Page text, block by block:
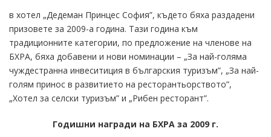
в хотел „Дедеман Принцес София”, където бяха раздадени
призовете за 2009-а година. Тази година към
традиционните категории, по предложение на членове на
БХРА, бяха добавени и нови номинации – „За най-голяма
чуждестранна инвеситиция в българския туризъм”, „За най-
голям принос в развитието на ресторантьорството”,
„Хотел за селски туризъм” и „Рибен ресторант”.
Годишни награди на БХРА за 2009 г.